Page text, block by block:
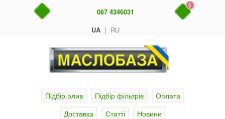
UA | RU
067 4346031
0
Підбір олив Підбір фільтрів
Оплата
Доставка
Статті
Новини